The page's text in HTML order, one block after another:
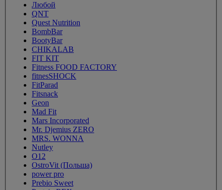
Любой
QNT
Quest Nutrition
BombBar
BootyBar
CHIKALAB
FIT KIT
Fitness FOOD FACTORY
fitnesSHOCK
FitParad
Fitsnack
Geon
Mad Fit
Mars Incorporated
Mr. Djemius ZERO
MRS. WONNA
Nutley
O12
OstroVit (Польша)
power pro
Prebio Sweet